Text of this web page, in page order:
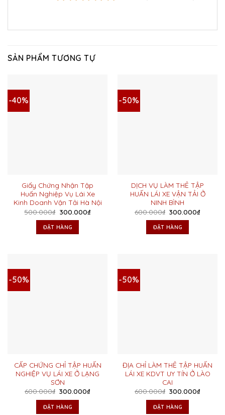
SẢN PHẨM TƯƠNG TỰ
-40%
Giấy Chứng Nhận Tập
Huấn Nghiệp Vụ Lái Xe
Kinh Doanh Vận Tải Hà Nội
500.000₫ Giá
là:
500.000₫.
300.000₫Giá
ĐẶT HÀNG
-50%
DỊCH VỤ LÀM THẺ TẬP
HUẤN LÁI XE VẬN TẢI Ở
NINH BÌNH
600.000₫ Giá
là:
600.000₫.
300.000₫Giá
ĐẶT HÀNG
-50%
CẤP CHỨNG CHỈ TẬP HUẤN
NGHIỆP VỤ LÁI XE Ở LẠNG
SƠN
600.000₫ Giá
là:
600.000₫.
300.000₫Giá
ĐẶT HÀNG
-50%
ĐỊA CHỈ LÀM THẺ TẬP HUẤN
LÁI XE KDVT UY TÍN Ở LÀO
CAI
600.000₫ Giá
là:
600.000₫.
300.000₫Giá
ĐẶT HÀNG